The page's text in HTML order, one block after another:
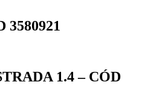
3580921
1.4 – CÓD